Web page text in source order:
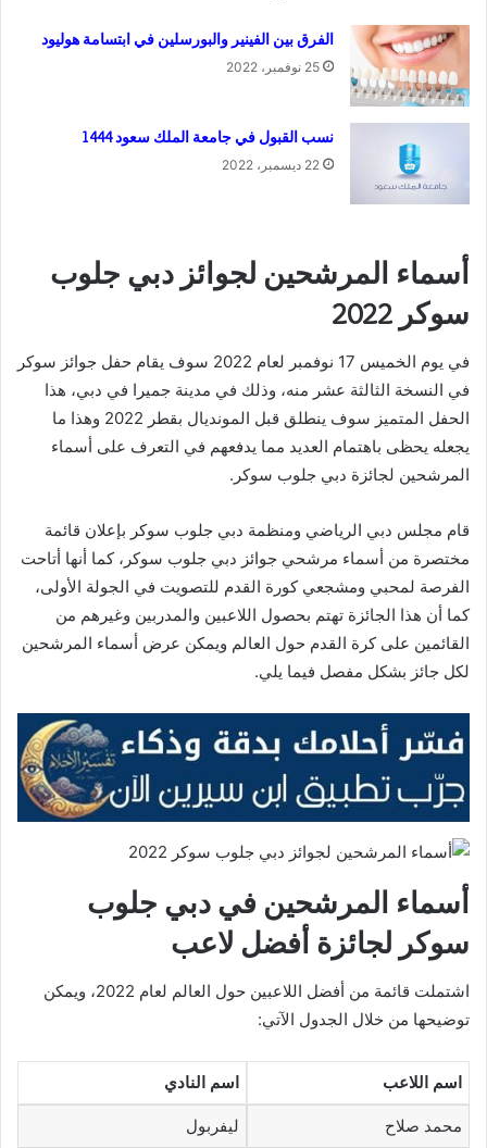
الفرق بين الفينير والبورسلين في ابتسامة هوليود
25 نوفمبر، 2022
نسب القبول في جامعة الملك سعود 1444
22 ديسمبر، 2022
أسماء المرشحين لجوائز دبي جلوب
سوكر 2022
في يوم الخميس 17 نوفمبر لعام 2022 سوف يقام حفل جوائز سوكر
في النسخة الثالثة عشر منه، وذلك في مدينة جميرا في دبي، هذا
الحفل المتميز سوف ينطلق قبل المونديال بقطر 2022 وهذا ما
يجعله يحظى باهتمام العديد مما يدفعهم في التعرف على أسماء
المرشحين لجائزة دبي جلوب سوكر.
قام مجلس دبي الرياضي ومنظمة دبي جلوب سوكر بإعلان قائمة
مختصرة من أسماء مرشحي جوائز دبي جلوب سوكر، كما أنها أتاحت
الفرصة لمحبي ومشجعي كورة القدم للتصويت في الجولة الأولى،
كما أن هذا الجائزة تهتم بحصول اللاعبين والمدربين وغيرهم من
القائمين على كرة القدم حول العالم ويمكن عرض أسماء المرشحين
لكل جائز بشكل مفصل فيما يلي.
أسماء المرشحين في دبي جلوب
سوكر لجائزة أفضل لاعب
اشتملت قائمة من أفضل اللاعبين حول العالم لعام 2022، ويمكن
توضيحها من خلال الجدول الآتي:
اسم اللاعب اسم النادي
محمد صلاح ليفربول